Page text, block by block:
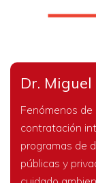
Dr.
Fenómenos
contratación
programas de
públicas y